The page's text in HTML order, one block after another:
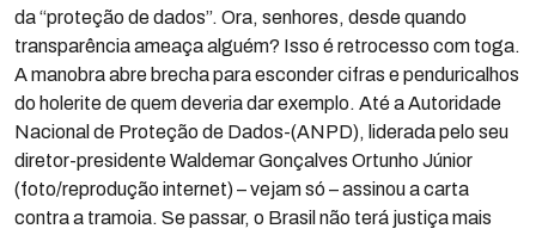
da “proteção de dados”. Ora, senhores, desde quando
transparência ameaça alguém? Isso é retrocesso com toga.
A manobra abre brecha para esconder cifras e penduricalhos
do holerite de quem deveria dar exemplo. Até a Autoridade
Nacional de Proteção de Dados-(ANPD), liderada pelo seu
diretor-presidente Waldemar Gonçalves Ortunho Júnior
(foto/reprodução internet) – vejam só – assinou a carta
contra a tramoia. Se passar, o Brasil não terá justiça mais